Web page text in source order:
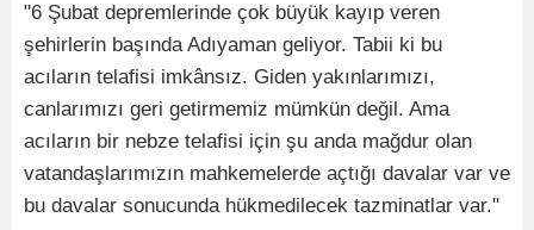
"6 Şubat depremlerinde çok büyük kayıp veren
şehirlerin başında Adıyaman geliyor. Tabii ki bu
acıların telafisi imkânsız. Giden yakınlarımızı,
canlarımızı geri getirmemiz mümkün değil. Ama
acıların bir nebze telafisi için şu anda mağdur olan
vatandaşlarımızın mahkemelerde açtığı davalar var ve
bu davalar sonucunda hükmedilecek tazminatlar var."